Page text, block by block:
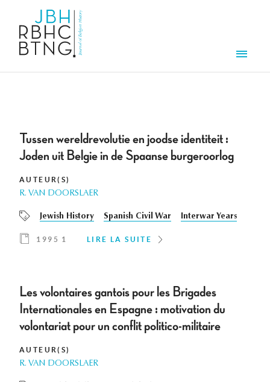
Tussen wereldrevolutie en joodse identiteit :
Joden uit Belgie in de Spaanse burgeroorlog
AUTEUR(S)
R. VAN DOORSLAER
Jewish History Spanish Civil War Interwar Years
1995 1 LIRE LA SUITE
Les volontaires gantois pour les Brigades
Internationales en Espagne : motivation du
volontariat pour un conflit politico-militaire
AUTEUR(S)
R. VAN DOORSLAER